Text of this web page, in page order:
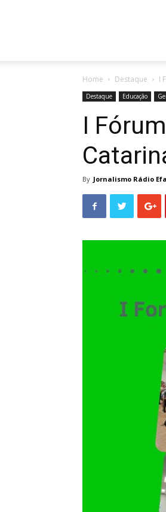
Home Destaque I
Destaque Educação
I
By Jornalismo Rádio